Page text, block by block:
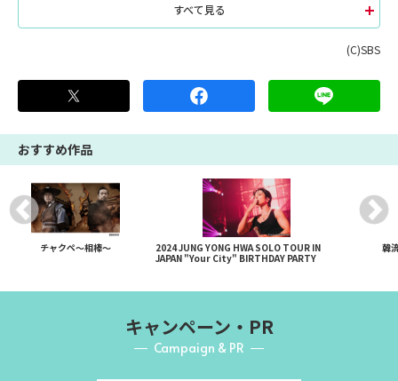
すべて見る
(C)SBS
おすすめ作品
チャクペ～相棒～
2024 JUNG YONG HWA SOLO TOUR IN
JAPAN "Your City" BIRTHDAY PARTY
韓
キャンペーン・PR
Campaign & PR